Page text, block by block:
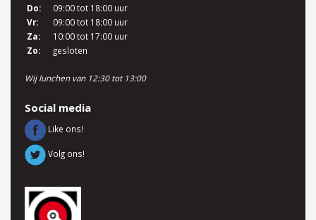
Do:
09:00 tot 18:00 uur
Vr:
09:00 tot 18:00 uur
Za:
10:00 tot 17:00 uur
Zo:
gesloten
Wij lunchen van 12:30 tot 13:00
Social media
Like ons!
Volg ons!